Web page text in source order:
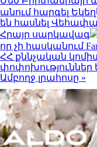
անում հարգել
են հասնել
Հրայր սարկավագ
որ չի հասկանում
ՀՀ քննչական
փոփոխություններ
Ամբողջ լրահոսը »